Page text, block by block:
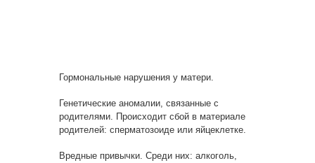
Гормональные нарушения у матери.
Генетические аномалии, связанные с
родителями. Происходит сбой в материале
родителей: сперматозоиде или яйцеклетке.
Вредные привычки. Среди них: алкоголь,